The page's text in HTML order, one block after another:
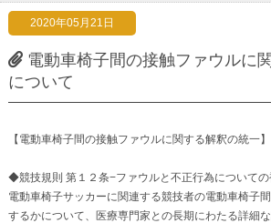
2020年05月21日
電動車椅子間の接触ファウルに
について
【電動車椅子間の接触ファウルに関する解釈の統一
◆競技規則 第１２条−ファウルと不正行為についての
電動車椅子サッカーに関連する競技者の電動車椅子
するかについて、医療専門家との長期にわたる詳細